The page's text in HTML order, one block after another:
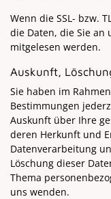
Wenn die SSL- bzw.
die Daten, die Sie
mitgelesen werden.
Auskunft,
Sie haben im
Bestimmungen
Auskunft über Ihre
deren Herkunft und
Datenverarbeitung
Löschung dieser
Thema
uns wenden.